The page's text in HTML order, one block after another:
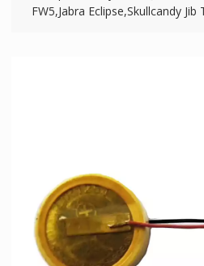
FW5,Jabra Eclipse,Skullcandy